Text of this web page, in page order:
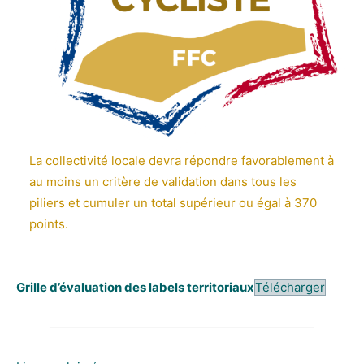
La collectivité locale devra répondre favorablement à
au moins un critère de validation dans tous les
piliers et cumuler un total supérieur ou égal à 370
points.
Grille d’évaluation des labels territoriauxTélécharger